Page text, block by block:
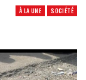
À LA UNE SOCIÉTÉ